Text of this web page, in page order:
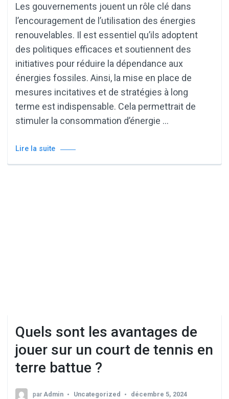
Les gouvernements jouent un rôle clé dans
l’encouragement de l’utilisation des énergies
renouvelables. Il est essentiel qu’ils adoptent
des politiques efficaces et soutiennent des
initiatives pour réduire la dépendance aux
énergies fossiles. Ainsi, la mise en place de
mesures incitatives et de stratégies à long
terme est indispensable. Cela permettrait de
stimuler la consommation d’énergie …
Lire la suite
Quels sont les avantages de
jouer sur un court de tennis en
terre battue ?
par Admin Uncategorized décembre 5, 2024